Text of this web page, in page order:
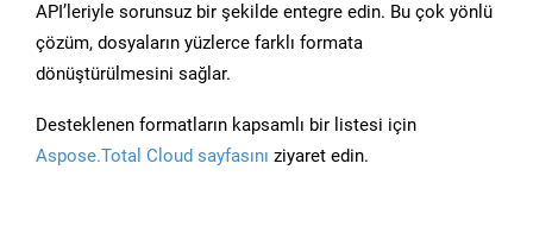
API’leriyle sorunsuz bir şekilde entegre edin. Bu çok yönlü
çözüm, dosyaların yüzlerce farklı formata
dönüştürülmesini sağlar.
Desteklenen formatların kapsamlı bir listesi için
Aspose.Total Cloud sayfasını ziyaret edin.